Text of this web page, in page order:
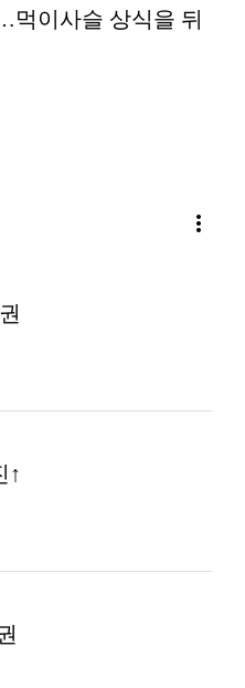
이사슬 상식을 뒤
more_vert
↑